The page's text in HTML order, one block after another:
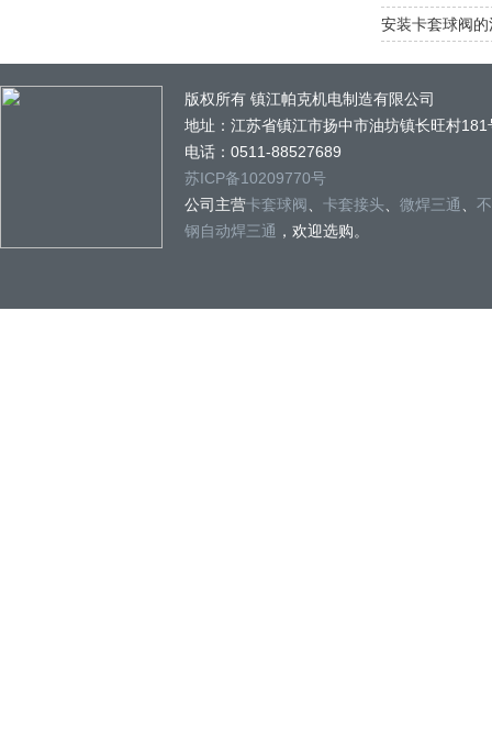
安装卡套球阀
版权所有 镇江帕克机电制造有限公司
地址：江苏省镇江市扬中市油坊镇长旺村181
电话：0511-88527689
苏ICP备10209770号
公司主营卡套球阀 卡套接头 微焊三通
钢自动焊三通 ，欢迎选购。